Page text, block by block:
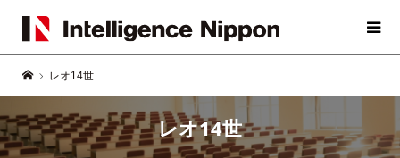
レオ14世
レオ14世